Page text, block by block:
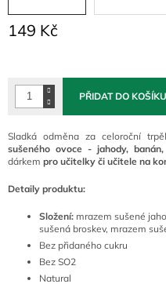
149 Kč
PŘIDAT DO KOŠÍKU
Sladká odměna za celoroční
sušeného ovoce - jahody,
dárkem pro učitelky či učitele na
Detaily produktu:
Složení: mrazem sušené
sušená broskev, mrazem
Bez přidaného cukru
Bez SO2
Natural